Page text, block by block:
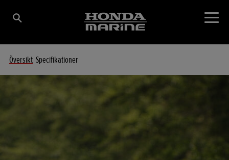
Översikt Specifikationer